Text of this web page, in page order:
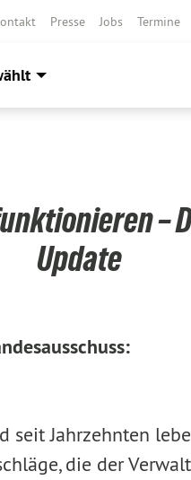
Presse Jobs Termine
–
Update
seit Jahrzehnten
die der